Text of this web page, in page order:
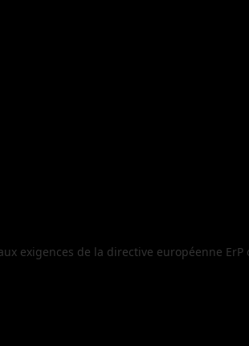
exigences de la directive européenne